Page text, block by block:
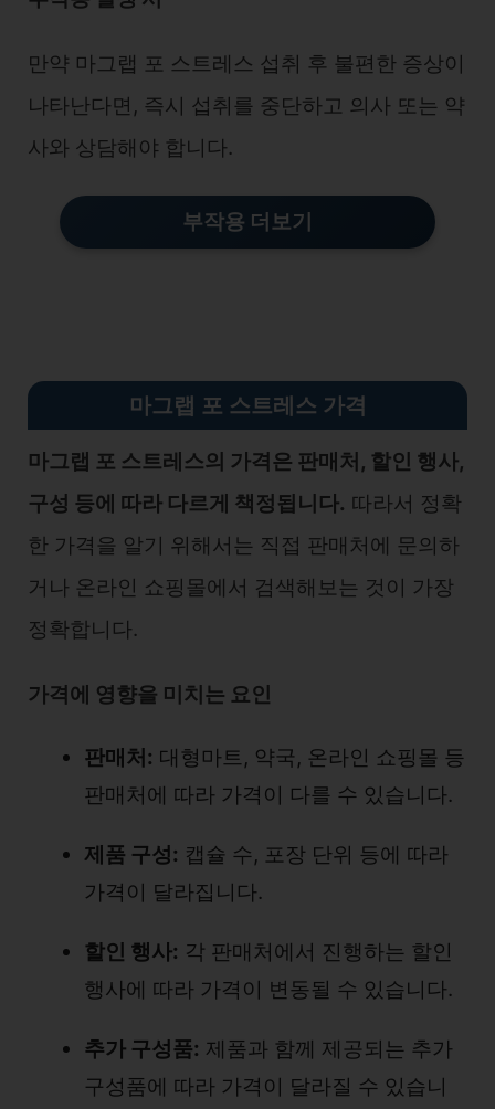
만약 마그랩 포 스트레스 섭취 후 불편한 증상이
나타난다면, 즉시 섭취를 중단하고 의사 또는 약
사와 상담해야 합니다.
부작용 더보기
마그랩 포 스트레스 가격
마그랩 포 스트레스의 가격은 판매처, 할인 행사,
구성 등에 따라 다르게 책정됩니다. 따라서 정확
한 가격을 알기 위해서는 직접 판매처에 문의하
거나 온라인 쇼핑몰에서 검색해보는 것이 가장
정확합니다.
가격에 영향을 미치는 요인
판매처: 대형마트, 약국, 온라인 쇼핑몰 등
판매처에 따라 가격이 다를 수 있습니다.
제품 구성: 캡슐 수, 포장 단위 등에 따라
가격이 달라집니다.
할인 행사: 각 판매처에서 진행하는 할인
행사에 따라 가격이 변동될 수 있습니다.
추가 구성품: 제품과 함께 제공되는 추가
구성품에 따라 가격이 달라질 수 있습니